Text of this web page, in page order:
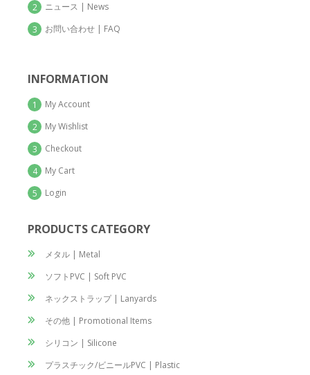
2
ニュース | News
3
お問い合わせ | FAQ
INFORMATION
1
My Account
2
My Wishlist
3
Checkout
4
My Cart
5
Login
PRODUCTS CATEGORY
メタル | Metal
ソフトPVC | Soft PVC
ネックストラップ | Lanyards
その他 | Promotional Items
シリコン | Silicone
プラスチック/ビニールPVC | Plastic